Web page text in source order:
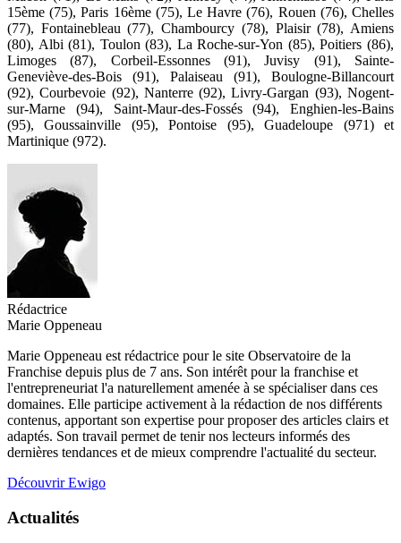
15ème (75), Paris 16ème (75), Le Havre (76), Rouen (76), Chelles
(77), Fontainebleau (77), Chambourcy (78), Plaisir (78), Amiens
(80), Albi (81), Toulon (83), La Roche-sur-Yon (85), Poitiers (86),
Limoges (87), Corbeil-Essonnes (91), Juvisy (91), Sainte-
Geneviève-des-Bois (91), Palaiseau (91), Boulogne-Billancourt
(92), Courbevoie (92), Nanterre (92), Livry-Gargan (93), Nogent-
sur-Marne (94), Saint-Maur-des-Fossés (94), Enghien-les-Bains
(95), Goussainville (95), Pontoise (95), Guadeloupe (971) et
Martinique (972).
Rédactrice
Marie Oppeneau
Marie Oppeneau est rédactrice pour le site Observatoire de la
Franchise depuis plus de 7 ans. Son intérêt pour la franchise et
l'entrepreneuriat l'a naturellement amenée à se spécialiser dans ces
domaines. Elle participe activement à la rédaction de nos différents
contenus, apportant son expertise pour proposer des articles clairs et
adaptés. Son travail permet de tenir nos lecteurs informés des
dernières tendances et de mieux comprendre l'actualité du secteur.
Découvrir Ewigo
Actualités